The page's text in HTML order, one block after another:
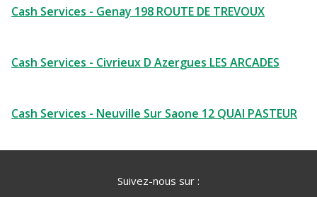
Cash Services - Genay 198 ROUTE DE TREVOUX
Cash Services - Civrieux D Azergues LES ARCADES
Cash Services - Neuville Sur Saone 12 QUAI PASTEUR
Suivez-nous sur :